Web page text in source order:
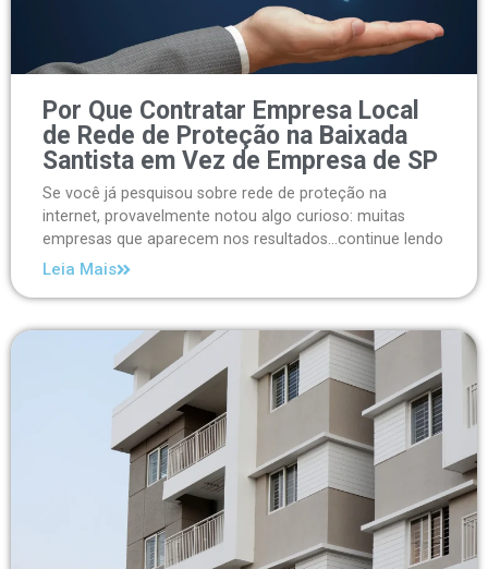
Por Que Contratar Empresa Local
de Rede de Proteção na Baixada
Santista em Vez de Empresa de SP
Se você já pesquisou sobre rede de proteção na
internet, provavelmente notou algo curioso: muitas
empresas que aparecem nos resultados...continue lendo
Leia Mais